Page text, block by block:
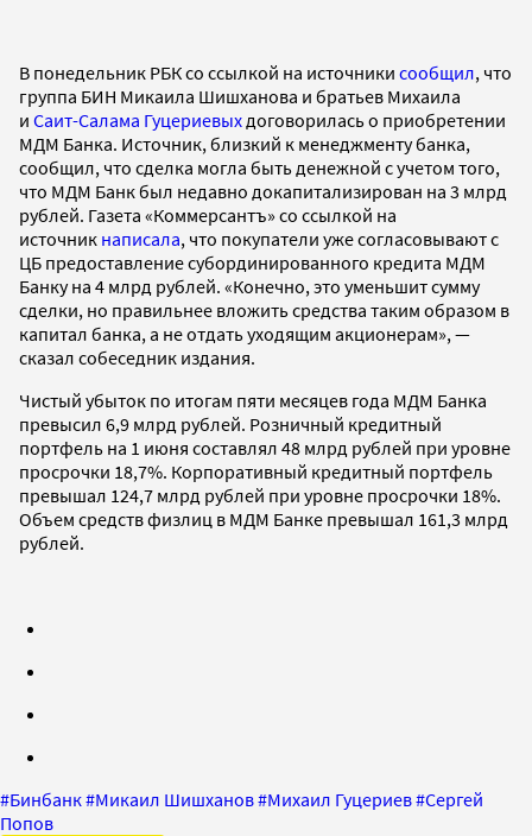
В понедельник РБК со ссылкой на источники сообщил, что
группа БИН Микаила Шишханова и братьев Михаила
и Саит-Салама Гуцериевых договорилась о приобретении
МДМ Банка. Источник, близкий к менеджменту банка,
сообщил, что сделка могла быть денежной с учетом того,
что МДМ Банк был недавно докапитализирован на 3 млрд
рублей. Газета «Коммерсантъ» со ссылкой на
источник написала, что покупатели уже согласовывают с
ЦБ предоставление субординированного кредита МДМ
Банку на 4 млрд рублей. «Конечно, это уменьшит сумму
сделки, но правильнее вложить средства таким образом в
капитал банка, а не отдать уходящим акционерам», —
сказал собеседник издания.
Чистый убыток по итогам пяти месяцев года МДМ Банка
превысил 6,9 млрд рублей. Розничный кредитный
портфель на 1 июня составлял 48 млрд рублей при уровне
просрочки 18,7%. Корпоративный кредитный портфель
превышал 124,7 млрд рублей при уровне просрочки 18%.
Объем средств физлиц в МДМ Банке превышал 161,3 млрд
рублей.
#Бинбанк#Микаил Шишханов#Михаил Гуцериев#Сергей
Попов